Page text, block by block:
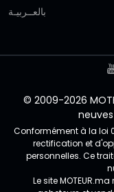
بالعــربيـة
© 2009-2026
Conformément à la loi
rectification et
personnelles. Ce
Le site